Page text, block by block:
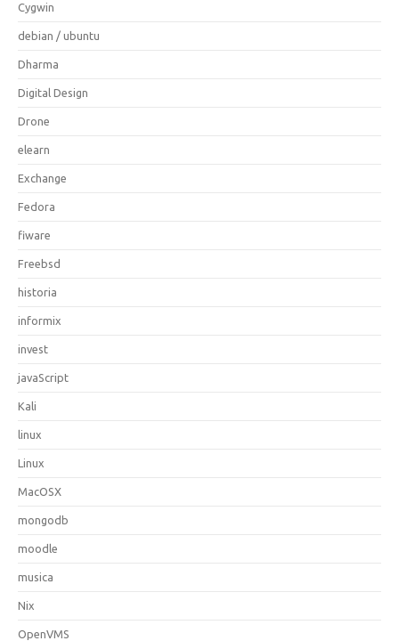
Cygwin
debian / ubuntu
Dharma
Digital Design
Drone
elearn
Exchange
Fedora
fiware
Freebsd
historia
informix
invest
javaScript
Kali
linux
Linux
MacOSX
mongodb
moodle
musica
Nix
OpenVMS